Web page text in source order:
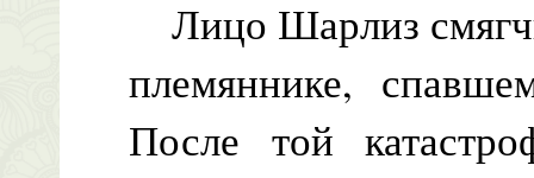
Лицо Шарлиз
племяннике,
После той